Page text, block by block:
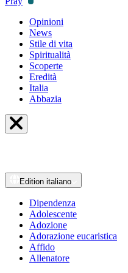
Opinioni
News
Stile di vita
Spiritualità
Scoperte
Eredità
Italia
Abbazia
Edition italiano
Dipendenza
Adolescente
Adozione
Adorazione eucaristica
Affido
Allenatore